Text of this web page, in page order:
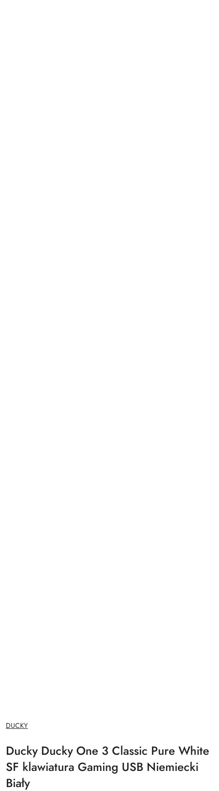
NAZWA
PRODUCENTA:
DUCKY
Ducky Ducky One 3 Classic Pure White
SF klawiatura Gaming USB Niemiecki
Biały